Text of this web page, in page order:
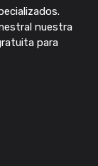
nuestra
para